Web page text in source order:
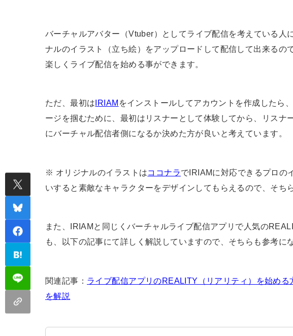
バーチャルアバター（Vtuber）としてライブ配信を考えている人
ナルのイラスト（立ち絵）をアップロードして配信して出来るの
楽しくライブ配信を始める事ができます。
ただ、最初は IRIAM をインストールしてアカウントを作成したら
ージを掴むために、最初はリスナーとして体験してから、リスナ
にバーチャル配信者側になるか決めた方が良いと考えています。
※ オリジナルのイラストはココナラでIRIAMに対応できるプロの
いすると素敵なキャラクターをデザインしてもらえるので、そち
また、IRIAMと同じくバーチャルライブ配信アプリで人気の
も、以下の記事にて詳しく解説していますので、そちらも参考に
関連記事： ライブ配信アプリのREALITY（リアリティ）を始め
を解説